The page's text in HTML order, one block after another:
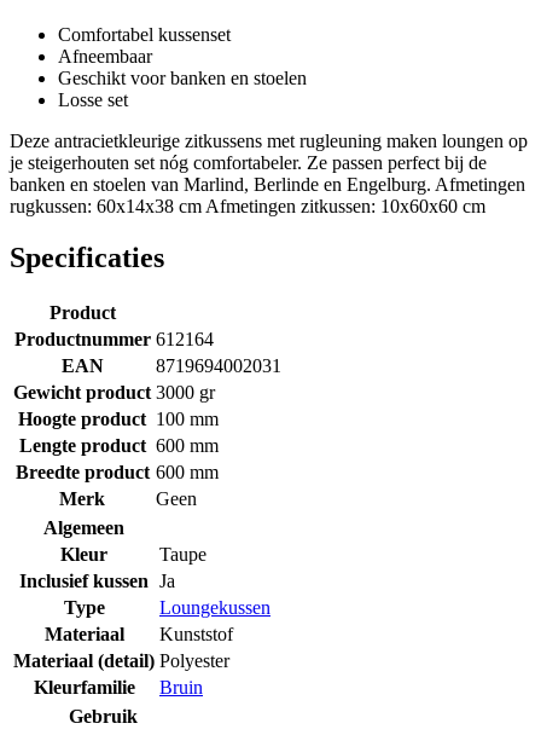
Comfortabel kussenset
Afneembaar
Geschikt voor banken en stoelen
Losse set
Deze antracietkleurige zitkussens met rugleuning maken loungen op
je steigerhouten set nóg comfortabeler. Ze passen perfect bij de
banken en stoelen van Marlind, Berlinde en Engelburg. Afmetingen
rugkussen: 60x14x38 cm Afmetingen zitkussen: 10x60x60 cm
Specificaties
Product
Productnummer 612164
EAN
8719694002031
Gewicht product 3000 gr
Hoogte product 100 mm
Lengte product 600 mm
Breedte product 600 mm
Merk
Geen
Algemeen
Kleur
Taupe
Inclusief kussen Ja
Type
Loungekussen
Materiaal
Kunststof
Materiaal (detail) Polyester
Kleurfamilie
Bruin
Gebruik